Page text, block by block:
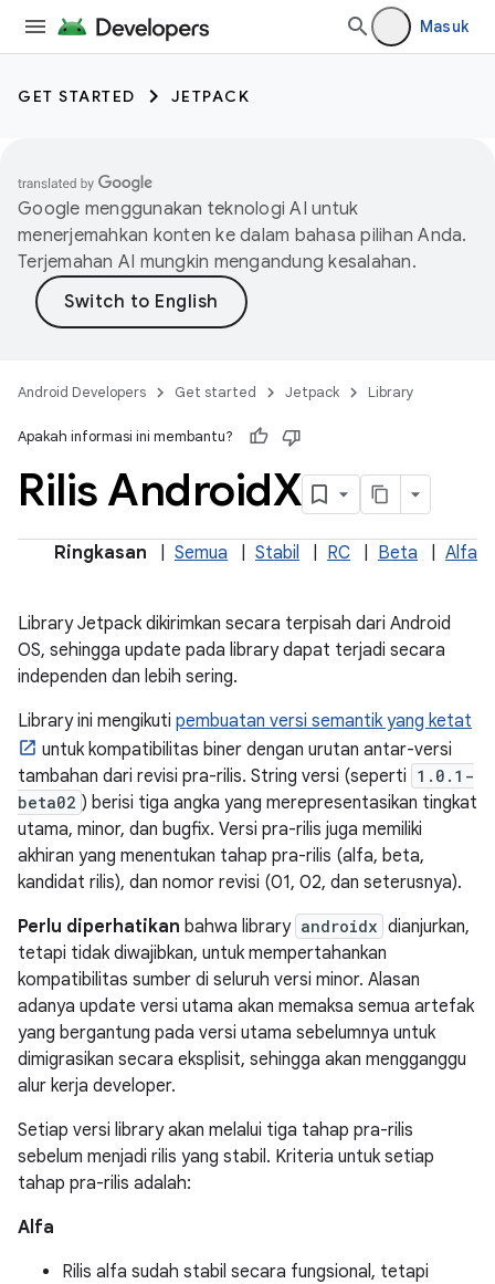
Masuk
GET STARTED JETPACK
Google menggunakan teknologi AI untuk
menerjemahkan konten ke dalam bahasa pilihan Anda.
Terjemahan AI mungkin mengandung kesalahan.
Android Developers Get started Jetpack Library
Apakah informasi ini membantu?
Rilis AndroidX
Ringkasan Semua Stabil RC Beta Alfa
Library Jetpack dikirimkan secara terpisah dari Android
OS, sehingga update pada library dapat terjadi secara
independen dan lebih sering.
Library ini mengikuti pembuatan versi semantik yang ketat
untuk kompatibilitas biner dengan urutan antar-versi
tambahan dari revisi pra-rilis. String versi (seperti 1.0.1-
beta02 ) berisi tiga angka yang merepresentasikan tingkat
utama, minor, dan bugfix. Versi pra-rilis juga memiliki
akhiran yang menentukan tahap pra-rilis (alfa, beta,
kandidat rilis), dan nomor revisi (01, 02, dan seterusnya).
Perlu diperhatikan bahwa library androidx dianjurkan,
tetapi tidak diwajibkan, untuk mempertahankan
kompatibilitas sumber di seluruh versi minor. Alasan
adanya update versi utama akan memaksa semua artefak
yang bergantung pada versi utama sebelumnya untuk
dimigrasikan secara eksplisit, sehingga akan mengganggu
alur kerja developer.
Setiap versi library akan melalui tiga tahap pra-rilis
sebelum menjadi rilis yang stabil. Kriteria untuk setiap
tahap pra-rilis adalah:
Alfa
Rilis alfa sudah stabil secara fungsional, tetapi